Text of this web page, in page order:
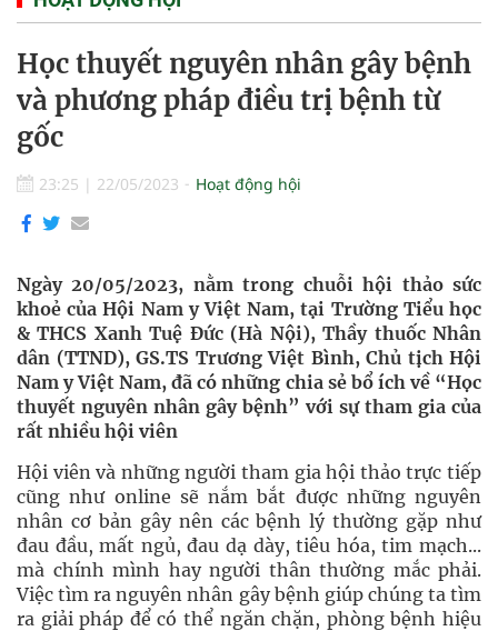
Học thuyết nguyên nhân gây bệnh
và phương pháp điều trị bệnh từ
gốc
23:25 | 22/05/2023 Hoạt động hội
Ngày 20/05/2023, nằm trong chuỗi hội thảo sức
khoẻ của Hội Nam y Việt Nam, tại Trường Tiểu học
& THCS Xanh Tuệ Đức (Hà Nội), Thầy thuốc Nhân
dân (TTND), GS.TS Trương Việt Bình, Chủ tịch Hội
Nam y Việt Nam, đã có những chia sẻ bổ ích về “Học
thuyết nguyên nhân gây bệnh” với sự tham gia của
rất nhiều hội viên
Hội viên và những người tham gia hội thảo trực tiếp
cũng như online sẽ nắm bắt được những nguyên
nhân cơ bản gây nên các bệnh lý thường gặp như
đau đầu, mất ngủ, đau dạ dày, tiêu hóa, tim mạch...
mà chính mình hay người thân thường mắc phải.
Việc tìm ra nguyên nhân gây bệnh giúp chúng ta tìm
ra giải pháp để có thể ngăn chặn, phòng bệnh hiệu